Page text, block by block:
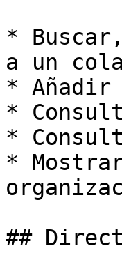
*
a un
* Añadir
*
*
*
##